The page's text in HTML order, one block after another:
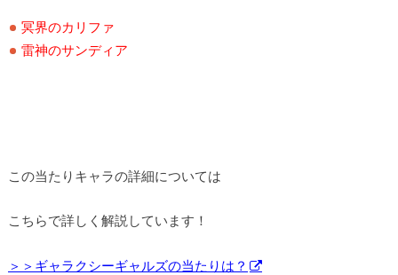
冥界のカリファ
雷神のサンディア
この当たりキャラの詳細については
こちらで詳しく解説しています！
＞＞ギャラクシーギャルズの当たりは？